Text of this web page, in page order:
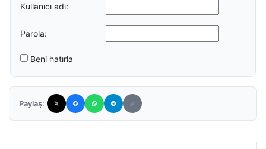
Kullanıcı adı:
Parola:
Beni hatırla
Paylaş: